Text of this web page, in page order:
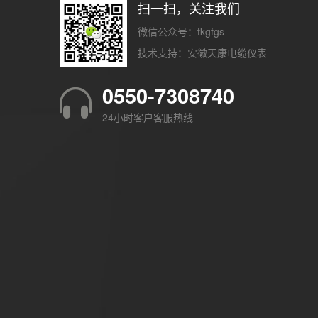
扫一扫，关注我们
微信公众号：tkgfgs
技术支持： 安徽天康电缆仪表
0550-7308740
24小时客户客服热线